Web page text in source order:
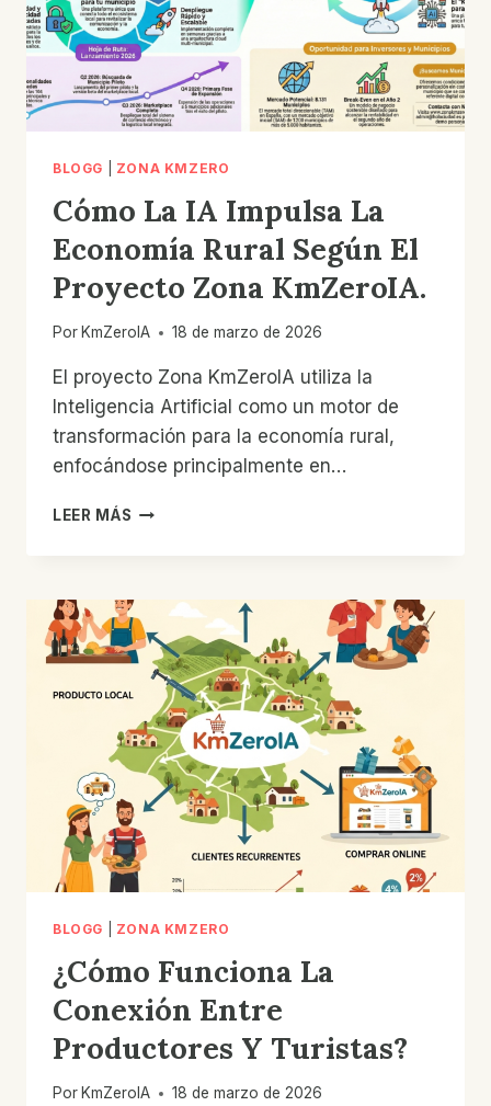
BLOGG ZONA KMZERO
Cómo La IA Impulsa La
Economía Rural Según El
Proyecto Zona KmZeroIA.
Por KmZeroIA 18 de marzo de 2026
El proyecto Zona KmZeroIA utiliza la
Inteligencia Artificial como un motor de
transformación para la economía rural,
enfocándose principalmente en…
LEER MÁS CÓMO
LA
ECONOMÍA
RURAL
SEGÚN
EL
PROYECTO
ZONA
KMZEROIA.
BLOGG ZONA KMZERO
¿Cómo Funciona La
Conexión Entre
Productores Y Turistas?
Por KmZeroIA 18 de marzo de 2026